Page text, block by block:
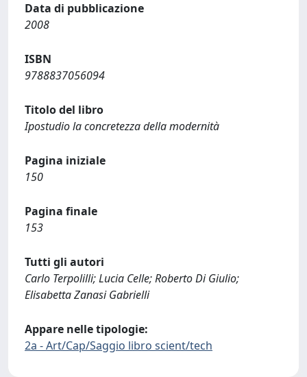
Data di pubblicazione
2008
ISBN
9788837056094
Titolo del libro
Ipostudio la concretezza della modernità
Pagina iniziale
150
Pagina finale
153
Tutti gli autori
Carlo Terpolilli; Lucia Celle; Roberto Di Giulio;
Elisabetta Zanasi Gabrielli
Appare nelle tipologie:
2a - Art/Cap/Saggio libro scient/tech